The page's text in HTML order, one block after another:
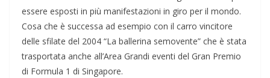
essere esposti in più manifestazioni in giro per il mondo.
Cosa che è successa ad esempio con il carro vincitore
delle sfilate del 2004 “La ballerina semovente” che è stata
trasportata anche all’Area Grandi eventi del Gran Premio
di Formula 1 di Singapore.